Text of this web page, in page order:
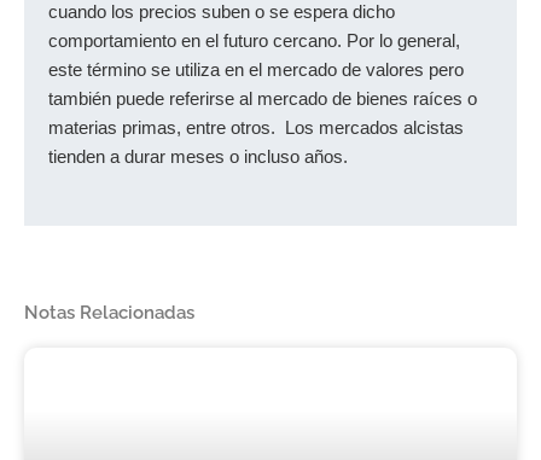
cuando los precios suben o se espera dicho
comportamiento en el futuro cercano. Por lo general,
este término se utiliza en el mercado de valores pero
también puede referirse al mercado de bienes raíces o
materias primas, entre otros. Los mercados alcistas
tienden a durar meses o incluso años.
Notas Relacionadas